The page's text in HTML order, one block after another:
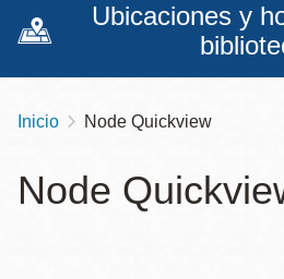
Ubicaciones y
Sobrescribir
de
Inicio Node Quickview
Node